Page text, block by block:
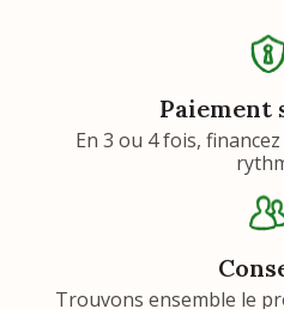
Paiement
En 3 ou 4 fois,
Trouvons ensemble le